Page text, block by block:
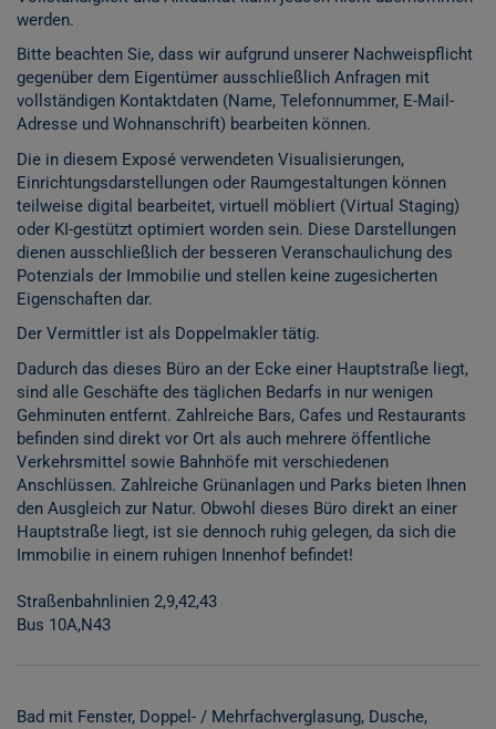
werden.
Bitte beachten Sie, dass wir aufgrund unserer Nachweispflicht
gegenüber dem Eigentümer ausschließlich Anfragen mit
vollständigen Kontaktdaten (Name, Telefonnummer, E-Mail-
Adresse und Wohnanschrift) bearbeiten können.
Die in diesem Exposé verwendeten Visualisierungen,
Einrichtungsdarstellungen oder Raumgestaltungen können
teilweise digital bearbeitet, virtuell möbliert (Virtual Staging)
oder KI-gestützt optimiert worden sein. Diese Darstellungen
dienen ausschließlich der besseren Veranschaulichung des
Potenzials der Immobilie und stellen keine zugesicherten
Eigenschaften dar.
Der Vermittler ist als Doppelmakler tätig.
Dadurch das dieses Büro an der Ecke einer Hauptstraße liegt,
sind alle Geschäfte des täglichen Bedarfs in nur wenigen
Gehminuten entfernt. Zahlreiche Bars, Cafes und Restaurants
befinden sind direkt vor Ort als auch mehrere öffentliche
Verkehrsmittel sowie Bahnhöfe mit verschiedenen
Anschlüssen. Zahlreiche Grünanlagen und Parks bieten Ihnen
den Ausgleich zur Natur. Obwohl dieses Büro direkt an einer
Hauptstraße liegt, ist sie dennoch ruhig gelegen, da sich die
Immobilie in einem ruhigen Innenhof befindet!
Straßenbahnlinien 2,9,42,43
Bus 10A,N43
Bad mit Fenster Doppel- / Mehrfachverglasung Dusche